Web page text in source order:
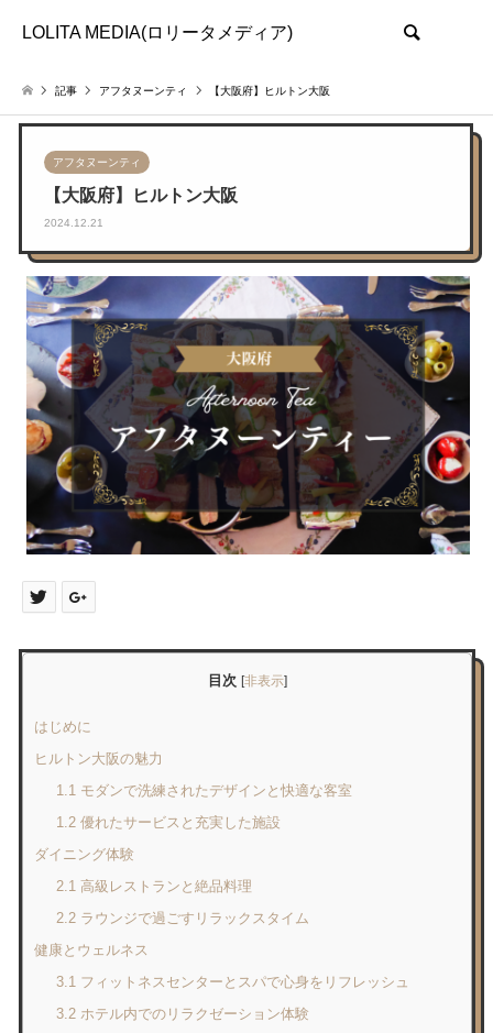
LOLITA MEDIA(ロリータメディア)
記事 アフタヌーンティ 【大阪府】ヒルトン大阪
アフタヌーンティ
【大阪府】ヒルトン大阪
2024.12.21
目次 [非表示]
はじめに
ヒルトン大阪の魅力
1.1 モダンで洗練されたデザインと快適な客室
1.2 優れたサービスと充実した施設
ダイニング体験
2.1 高級レストランと絶品料理
2.2 ラウンジで過ごすリラックスタイム
健康とウェルネス
3.1 フィットネスセンターとスパで心身をリフレッシュ
3.2 ホテル内でのリラクゼーション体験